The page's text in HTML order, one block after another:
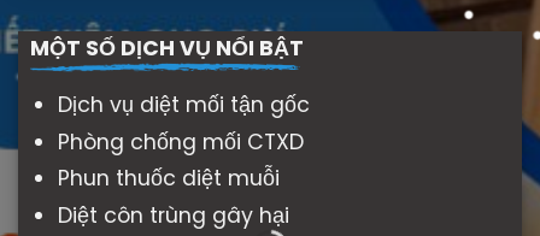
MỘT SỐ DỊCH VỤ NỔI BẬT
Dịch vụ diệt mối tận gốc
Phòng chống mối CTXD
Phun thuốc diệt muỗi
Diệt côn trùng gây hại